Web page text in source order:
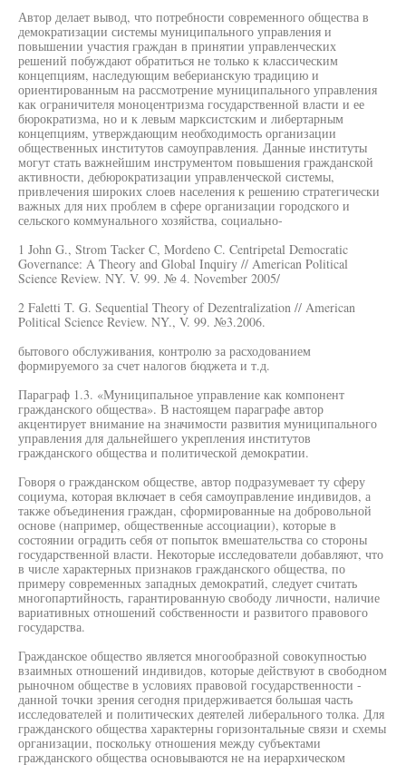
Автор делает вывод, что потребности современного общества в
демократизации системы муниципального управления и
повышении участия граждан в принятии управленческих
решений побуждают обратиться не только к классическим
концепциям, наследующим веберианскую традицию и
ориентированным на рассмотрение муниципального управления
как ограничителя моноцентризма государственной власти и ее
бюрократизма, но и к левым марксистским и либертарным
концепциям, утверждающим необходимость организации
общественных институтов самоуправления. Данные институты
могут стать важнейшим инструментом повышения гражданской
активности, дебюрократизации управленческой системы,
привлечения широких слоев населения к решению стратегически
важных для них проблем в сфере организации городского и
сельского коммунального хозяйства, социально-
1 John G., Strom Tacker C, Mordeno C. Centripetal Democratic
Governance: A Theory and Global Inquiry // American Political
Science Review. NY. V. 99. № 4. November 2005/
2 Faletti T. G. Sequential Theory of Dezentralization // American
Political Science Review. NY., V. 99. №3.2006.
бытового обслуживания, контролю за расходованием
формируемого за счет налогов бюджета и т.д.
Параграф 1.3. «Муниципальное управление как компонент
гражданского общества». В настоящем параграфе автор
акцентирует внимание на значимости развития муниципального
управления для дальнейшего укрепления институтов
гражданского общества и политической демократии.
Говоря о гражданском обществе, автор подразумевает ту сферу
социума, которая включает в себя самоуправление индивидов, а
также объединения граждан, сформированные на добровольной
основе (например, общественные ассоциации), которые в
состоянии оградить себя от попыток вмешательства со стороны
государственной власти. Некоторые исследователи добавляют, что
в числе характерных признаков гражданского общества, по
примеру современных западных демократий, следует считать
многопартийность, гарантированную свободу личности, наличие
вариативных отношений собственности и развитого правового
государства.
Гражданское общество является многообразной совокупностью
взаимных отношений индивидов, которые действуют в свободном
рыночном обществе в условиях правовой государственности -
данной точки зрения сегодня придерживается большая часть
исследователей и политических деятелей либерального толка. Для
гражданского общества характерны горизонтальные связи и схемы
организации, поскольку отношения между субъектами
гражданского общества основываются не на иерархическом